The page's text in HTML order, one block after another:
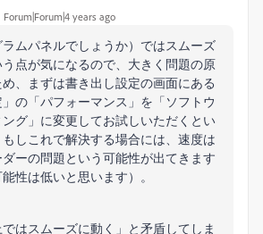
Forum|Forum|4 years ago
ムパネルでしょうか）ではスムーズ
点が気になるので、大きく問題の原
、まずは書き出し設定の画面にある
」の「パフォーマンス」を「ソフトウ
グ」に変更してお試しいただくとい
しこれで解決する場合には、速度は
ーの問題という可能性が出てきます
性は低いと思います）。
はスムーズに動く」と矛盾してしま